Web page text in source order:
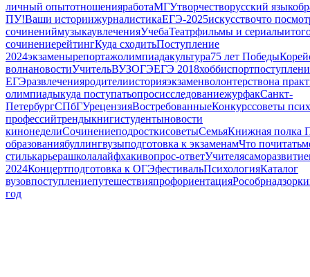
личный опытотношенияработаМГУтворчестворусский язык
ПУ!Ваши историижурналистикаЕГЭ-2025искусствочто
сочинениймузыкаувлеченияУчебаТеатрфильмы и сериалы
сочинениерейтингКуда сходитьПоступление
2024экзаменырепортажолимпиадакультура75 лет Победы
волнановостиУчительВУЗОГЭЕГЭ 2018хоббиспорт
ЕГЭразвлеченияродителиисторияэкзаменволонтерствона
олимпиадыкуда поступатьопросисследованиежурфакСанкт-
ПетербургСПбГУрецензияВостребованныеКонкурссоветы
профессийтрендыкнигистудентыновости
кинонеделиСочинениеподросткисоветыСемьяКнижная полка
образованиябуллингвузыподготовка к экзаменамЧто почитать
стилькарьерашколалайфхакивопрос-ответУчителясаморазвитие
2024Концертподготовка к ОГЭфестивальПсихологияКаталог
вузовпоступлениепутешествияпрофориентацияРособрнадзор
год